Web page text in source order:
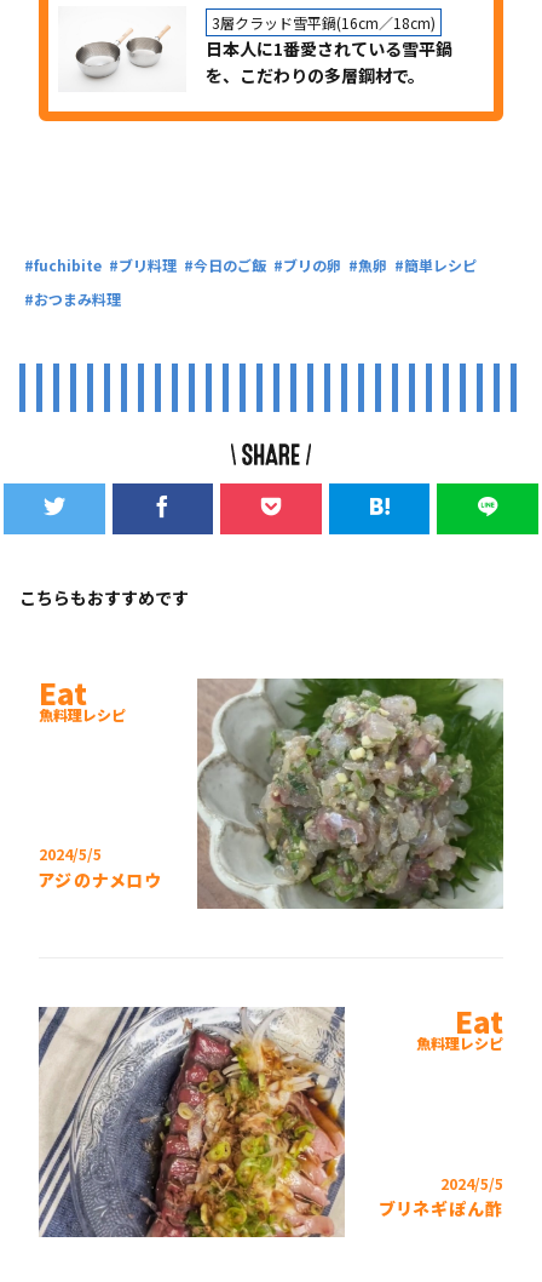
3層クラッド雪平鍋(16cm／18cm)
日本人に1番愛されている雪平鍋
を、こだわりの多層鋼材で。
fuchibite ブリ料理 今日のご飯 ブリの卵 魚卵
簡単レシピ
おつまみ料理
こちらもおすすめです
2024/5/5
アジのナメロウ
Eat
魚料理レシピ
2024/5/5
ブリネギぽん酢
Eat
魚料理レシピ